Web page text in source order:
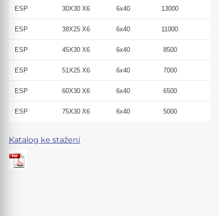
ESP 30X30 X6 6x40 13000
ESP 38X25 X6 6x40 11000
ESP 45X30 X6 6x40 8500
ESP 51X25 X6 6x40 7000
ESP 60X30 X6 6x40 6500
ESP 75X30 X6 6x40 5000
Katalog ke stažení